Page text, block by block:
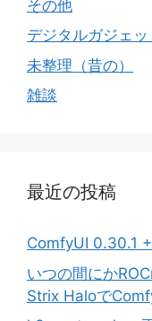
その他
デジタルガジェッ
未整理（昔の）
雑談
最近の投稿
ComfyUI 0.30.1
いつの間にか
Strix Haloで